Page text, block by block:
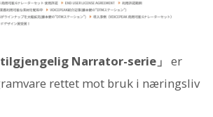
tilgjengelig Narrator-serie」 er
rettet mot bruk i næringsliv